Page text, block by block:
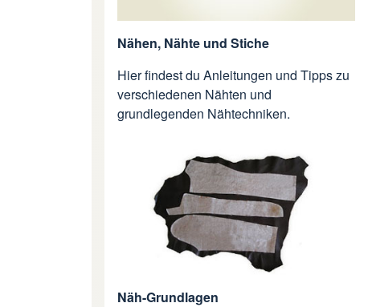
Nähen, Nähte und Stiche
Hier findest du Anleitungen und Tipps zu
verschiedenen Nähten und
grundlegenden Nähtechniken.
Näh-Grundlagen